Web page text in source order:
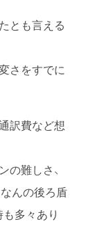
とも言える
さをすでに
訳費など想
の難しさ、
んの後ろ盾
多々あり